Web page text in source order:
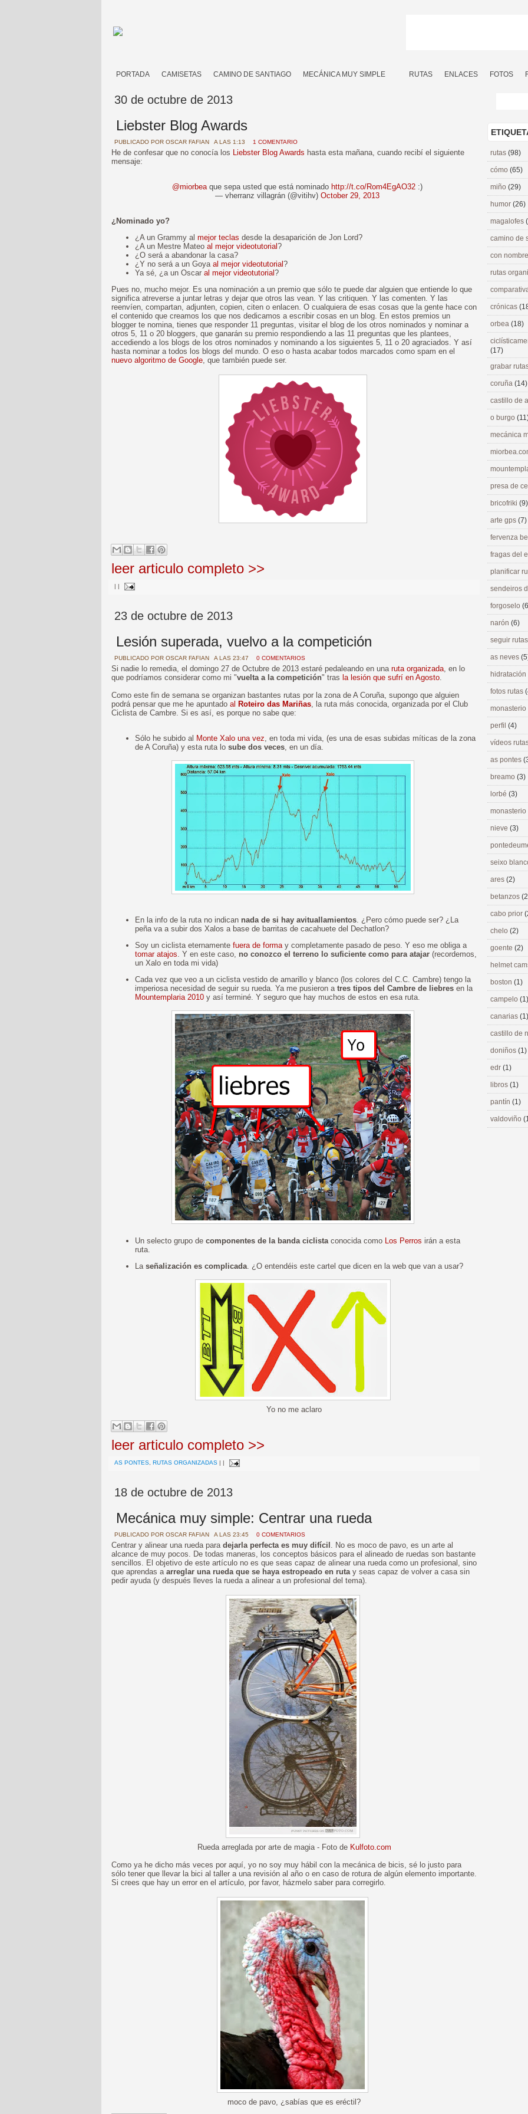
PORTADA CAMISETAS CAMINO DE SANTIAGO MECÁNICA MUY SIMPLE RUTAS ENLACES FOTOS
30 de octubre de 2013
Liebster Blog Awards
PUBLICADO POR OSCAR FAFIAN A LAS 1:13 1 COMENTARIO
He de confesar que no conocía los Liebster Blog Awards hasta esta mañana, cuando recibí el siguiente
mensaje:
@miorbeaque sepa usted que está nominado http://t.co/Rom4EgAO32:)
— vherranz villagrán (@vitihv) October 29, 2013
¿Nominado yo?
¿A un Grammy al mejor teclas desde la desaparición de Jon Lord?
¿A un Mestre Mateo al mejor videotutorial?
¿O será a abandonar la casa?
¿Y no será a un Goya al mejor videotutorial?
Ya sé, ¿a un Oscar al mejor videotutorial?
Pues no, mucho mejor. Es una nominación a un premio que sólo te puede dar alguien que entiende lo que
significa atreverse a juntar letras y dejar que otros las vean. Y las critiquen. Y las comenten. Y las
reenvíen, compartan, adjunten, copien, citen o enlacen. O cualquiera de esas cosas que la gente hace con
el contenido que creamos los que nos dedicamos a escribir cosas en un blog. En estos premios un
blogger te nomina, tienes que responder 11 preguntas, visitar el blog de los otros nominados y nominar a
otros 5, 11 o 20 bloggers, que ganarán su premio respondiendo a las 11 preguntas que les plantees,
accediendo a los blogs de los otros nominados y nominando a los siguientes 5, 11 o 20 agraciados. Y así
hasta nominar a todos los blogs del mundo. O eso o hasta acabar todos marcados como spam en el
nuevo algoritmo de Google, que también puede ser.
leer articulo completo >>
| |
23 de octubre de 2013
Lesión superada, vuelvo a la competición
PUBLICADO POR OSCAR FAFIAN A LAS 23:47 0 COMENTARIOS
Si nadie lo remedia, el domingo 27 de Octubre de 2013 estaré pedaleando en una ruta organizada , en lo
que podríamos considerar como mi "vuelta a la competición" tras la lesión que sufrí en Agosto
Como este fin de semana se organizan bastantes rutas por la zona de A Coruña, supongo que alguien
podrá pensar que me he apuntado al Roteiro das Mariñas , la ruta más conocida, organizada por el Club
Ciclista de Cambre. Si es así, es porque no sabe que:
Sólo he subido al Monte Xalo una vez , en toda mi vida, (es una de esas subidas míticas de la zona
de A Coruña) y esta ruta lo sube dos veces , en un día.
En la info de la ruta no indican nada de si hay avituallamientos . ¿Pero cómo puede ser? ¿La
peña va a subir dos Xalos a base de barritas de cacahuete del Dechatlon?
Soy un ciclista eternamente fuera de forma y completamente pasado de peso. Y eso me obliga a
tomar atajos . Y en este caso, no conozco el terreno lo suficiente como para atajar (recordemos,
un Xalo en toda mi vida)
Cada vez que veo a un ciclista vestido de amarillo y blanco (los colores del C.C. Cambre) tengo la
imperiosa necesidad de seguir su rueda. Ya me pusieron a tres tipos del Cambre de liebres en la
Mountemplaria 2010 y así terminé. Y seguro que hay muchos de estos en esa ruta.
Un selecto grupo de componentes de la banda ciclista conocida como Los Perros irán a esta
ruta.
La señalización es complicada . ¿O entendéis este cartel que dicen en la web que van a usar?
Yo no me aclaro
leer articulo completo >>
AS PONTES RUTAS ORGANIZADAS | |
18 de octubre de 2013
Mecánica muy simple: Centrar una rueda
PUBLICADO POR OSCAR FAFIAN A LAS 23:45 0 COMENTARIOS
Centrar y alinear una rueda para dejarla perfecta es muy difícil . No es moco de pavo, es un arte al
alcance de muy pocos. De todas maneras, los conceptos básicos para el alineado de ruedas son bastante
sencillos. El objetivo de este artículo no es que seas capaz de alinear una rueda como un profesional, sino
que aprendas a arreglar una rueda que se haya estropeado en rutay seas capaz de volver a casa sin
pedir ayuda (y después lleves la rueda a alinear a un profesional del tema).
Rueda arreglada por arte de magia - Foto de Kulfoto.com
Como ya he dicho más veces por aquí, yo no soy muy hábil con la mecánica de bicis, sé lo justo para
sólo tener que llevar la bici al taller a una revisión al año o en caso de rotura de algún elemento importante.
Si crees que hay un error en el artículo, por favor, házmelo saber para corregirlo.
moco de pavo, ¿sabías que es eréctil?
rutas (98)
cómo (65)
miño (29)
humor (26)
magalofes
camino de
con
rutas
crónicas
orbea (18)
(17)
grabar
coruña (14)
castillo de
o burgo
mecánica
presa de
bricofriki (9)
arte gps (7)
fervenza
fragas del
planificar
sendeiros
forgoselo
narón (6)
seguir
as neves
hidratación
fotos rutas
perfil (4)
vídeos
as pontes
breamo (3)
lorbé (3)
nieve (3)
seixo
ares (2)
betanzos
cabo prior
chelo (2)
goente (2)
helmet
boston (1)
campelo (1)
canarias (1)
castillo de
doniños (1)
edr (1)
libros (1)
pantín (1)
valdoviño